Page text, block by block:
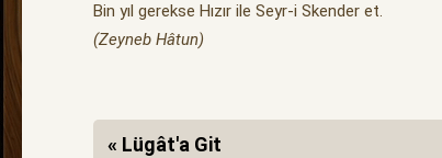
Bin yıl gerekse Hızır ile Seyr-i Skender et.
(Zeyneb Hâtun)
« Lügât'a Git